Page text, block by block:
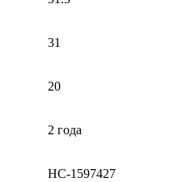
31
20
2 года
НС-1597427